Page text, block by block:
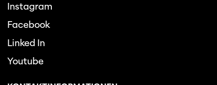
Instagram
Facebook
Linked In
Youtube